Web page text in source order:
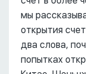
мы
открытия
два слова,
попытках